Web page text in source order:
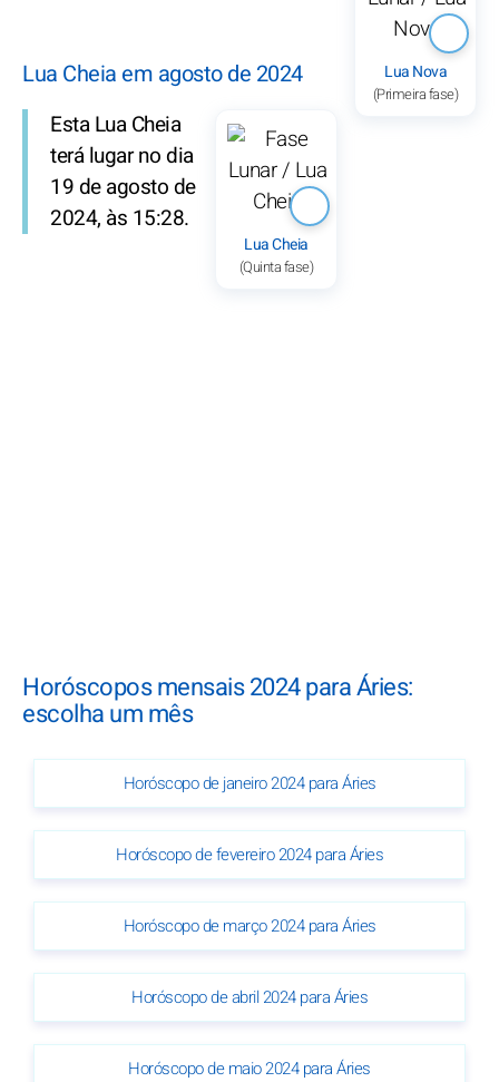
Lua Nova
(Primeira fase)
Lua Cheia em agosto de 2024
Lua Cheia
(Quinta fase)
Esta Lua Cheia
terá lugar no dia
19 de agosto de
2024, às 15:28.
Horóscopos mensais 2024 para Áries:
escolha um mês
Horóscopo de janeiro 2024 para Áries
Horóscopo de fevereiro 2024 para Áries
Horóscopo de março 2024 para Áries
Horóscopo de abril 2024 para Áries
Horóscopo de maio 2024 para Áries